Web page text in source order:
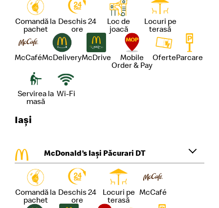
Comandă la
pachet
Deschis 24
ore
Loc de
joacă
Locuri pe
terasă
McCaféMcDeliveryMcDrive
Mobile
Order & Pay
OferteParcare
Servirea la
masă
Wi-Fi
Iași
McDonald’s Iași Păcurari DT
Comandă la
pachet
Deschis 24
ore
Locuri pe
terasă
McCafé